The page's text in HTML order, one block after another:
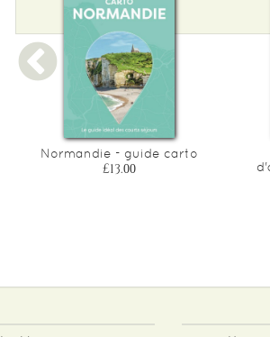
Normandie - guide carto
£13.00